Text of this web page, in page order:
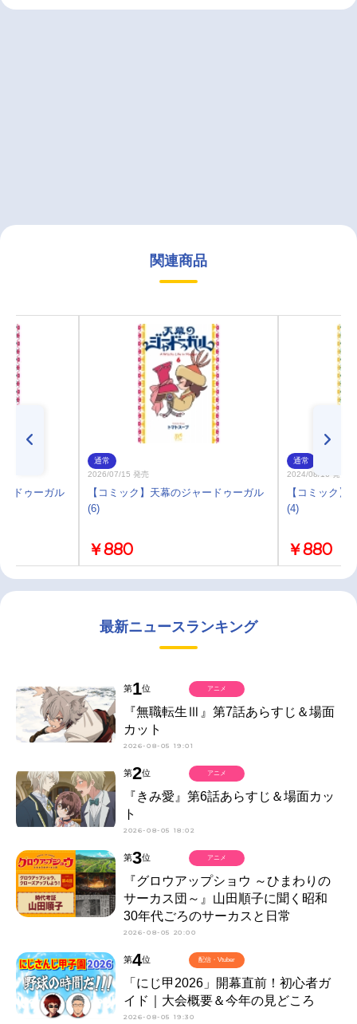
関連商品
ドゥーガル
通常
2026/07/15 発売
【コミック】天幕のジャードゥーガル
(6)
￥880
通常
2024/08/16 発売
【コミック】
(4)
￥880
最新ニュースランキング
第1位
『無職転生Ⅲ』第7話あらすじ＆場面
カット
2026-08-05 19:01
アニメ
第2位
『きみ愛』第6話あらすじ＆場面カッ
ト
2026-08-05 18:02
アニメ
第3位
『グロウアップショウ ～ひまわりの
サーカス団～』山田順子に聞く昭和
30年代ごろのサーカスと日常
2026-08-05 20:00
アニメ
第4位
「にじ甲2026」開幕直前！初心者ガ
イド｜大会概要＆今年の見どころ
2026-08-05 19:30
配信・Vtuber